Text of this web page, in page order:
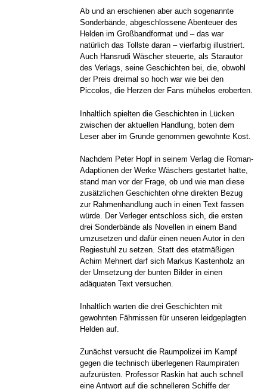
Ab und an erschienen aber auch sogenannte
Sonderbände, abgeschlossene Abenteuer des
Helden im Großbandformat und – das war
natürlich das Tollste daran – vierfarbig illustriert.
Auch Hansrudi Wäscher steuerte, als Starautor
des Verlags, seine Geschichten bei, die, obwohl
der Preis dreimal so hoch war wie bei den
Piccolos, die Herzen der Fans mühelos eroberten.
Inhaltlich spielten die Geschichten in Lücken
zwischen der aktuellen Handlung, boten dem
Leser aber im Grunde genommen gewohnte Kost.
Nachdem Peter Hopf in seinem Verlag die Roman-
Adaptionen der Werke Wäschers gestartet hatte,
stand man vor der Frage, ob und wie man diese
zusätzlichen Geschichten ohne direkten Bezug
zur Rahmenhandlung auch in einen Text fassen
würde. Der Verleger entschloss sich, die ersten
drei Sonderbände als Novellen in einem Band
umzusetzen und dafür einen neuen Autor in den
Regiestuhl zu setzen. Statt des etatmäßigen
Achim Mehnert darf sich Markus Kastenholz an
der Umsetzung der bunten Bilder in einen
adäquaten Text versuchen.
Inhaltlich warten die drei Geschichten mit
gewohnten Fährnissen für unseren leidgeplagten
Helden auf.
Zunächst versucht die Raumpolizei im Kampf
gegen die technisch überlegenen Raumpiraten
aufzurüsten. Professor Raskin hat auch schnell
eine Antwort auf die schnelleren Schiffe der